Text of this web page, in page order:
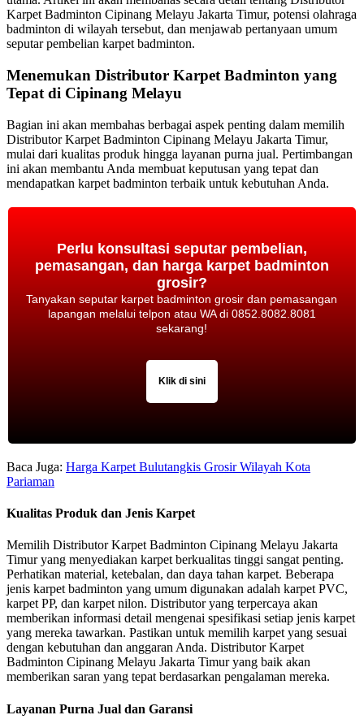
Karpet Badminton Cipinang Melayu Jakarta Timur, potensi olahraga
badminton di wilayah tersebut, dan menjawab pertanyaan umum
seputar pembelian karpet badminton.
Menemukan Distributor Karpet Badminton yang
Tepat di Cipinang Melayu
Bagian ini akan membahas berbagai aspek penting dalam memilih
Distributor Karpet Badminton Cipinang Melayu Jakarta Timur,
mulai dari kualitas produk hingga layanan purna jual. Pertimbangan
ini akan membantu Anda membuat keputusan yang tepat dan
mendapatkan karpet badminton terbaik untuk kebutuhan Anda.
Perlu konsultasi seputar pembelian,
pemasangan, dan harga karpet badminton
grosir?
Tanyakan seputar karpet badminton grosir dan pemasangan
lapangan melalui telpon atau WA di 0852.8082.8081
sekarang!
Klik di sini
Baca Juga: Harga Karpet Bulutangkis Grosir Wilayah Kota
Pariaman
Kualitas Produk dan Jenis Karpet
Memilih Distributor Karpet Badminton Cipinang Melayu Jakarta
Timur yang menyediakan karpet berkualitas tinggi sangat penting.
Perhatikan material, ketebalan, dan daya tahan karpet. Beberapa
jenis karpet badminton yang umum digunakan adalah karpet PVC,
karpet PP, dan karpet nilon. Distributor yang terpercaya akan
memberikan informasi detail mengenai spesifikasi setiap jenis karpet
yang mereka tawarkan. Pastikan untuk memilih karpet yang sesuai
dengan kebutuhan dan anggaran Anda. Distributor Karpet
Badminton Cipinang Melayu Jakarta Timur yang baik akan
memberikan saran yang tepat berdasarkan pengalaman mereka.
Layanan Purna Jual dan Garansi